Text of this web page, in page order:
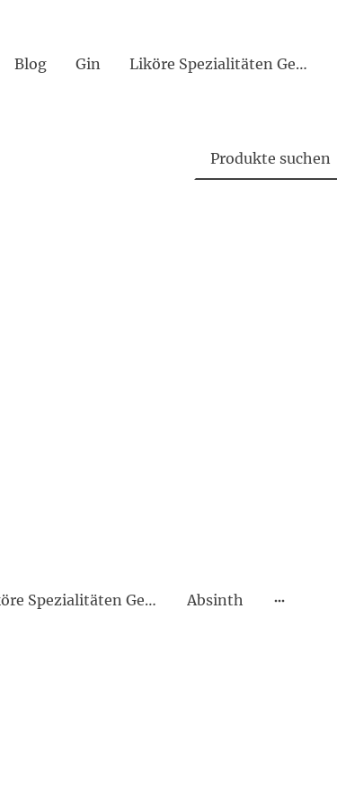
Blog Gin Liköre Spezialitäten Geiste Bitter Amaro
Liköre Spezialitäten Geiste Bitter Amaro Absinth